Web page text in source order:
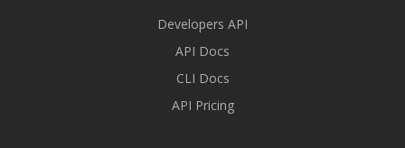
Developers API
API Docs
CLI Docs
API Pricing